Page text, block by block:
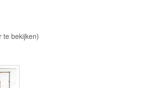
te bekijken)